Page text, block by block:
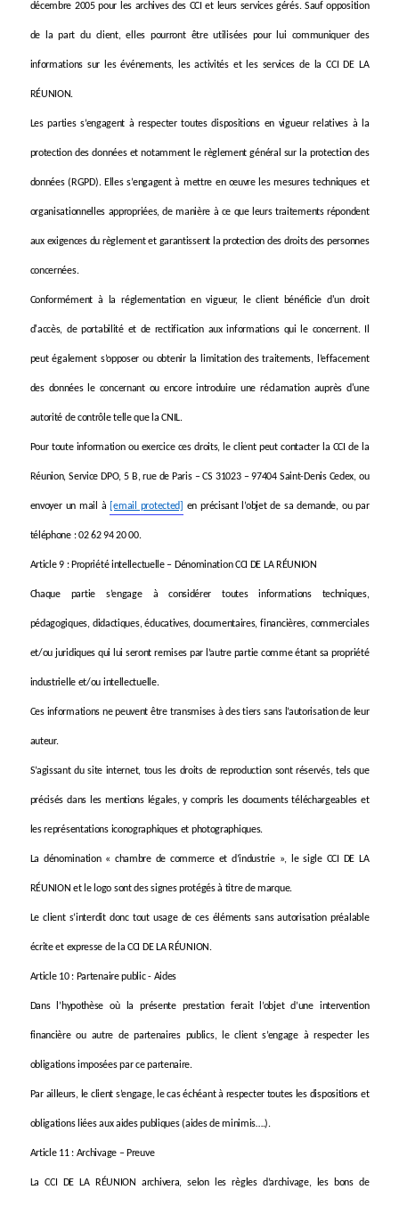
décembre 2005 pour les archives des CCI et leurs services gérés. Sauf opposition
de la part du client, elles pourront être utilisées pour lui communiquer des
informations sur les événements, les activités et les services de la CCI DE LA
RÉUNION.
Les parties s’engagent à respecter toutes dispositions en vigueur relatives à la
protection des données et notamment le règlement général sur la protection des
données (RGPD). Elles s’engagent à mettre en œuvre les mesures techniques et
organisationnelles appropriées, de manière à ce que leurs traitements répondent
aux exigences du règlement et garantissent la protection des droits des personnes
concernées.
Conformément à la réglementation en vigueur, le client bénéficie d'un droit
d'accès, de portabilité et de rectification aux informations qui le concernent. Il
peut également s’opposer ou obtenir la limitation des traitements, l’effacement
des données le concernant ou encore introduire une réclamation auprès d'une
autorité de contrôle telle que la CNIL.
Pour toute information ou exercice ces droits, le client peut contacter la CCI de la
Réunion,Service DPO, 5 B, rue de Paris – CS 31023 – 97404 Saint-Denis Cedex, ou
envoyer un mail à [email protected] en précisant l’objet de sa demande, ou par
téléphone : 02 62 94 20 00.
Article 9 : Propriété intellectuelle – Dénomination CCI DE LA RÉUNION
Chaque partie s’engage à considérer toutes informations techniques,
pédagogiques, didactiques, éducatives, documentaires, financières, commerciales
et/ou juridiques qui lui seront remises par l’autre partie comme étant sa propriété
industrielle et/ou intellectuelle.
Ces informations ne peuvent être transmises à des tiers sans l’autorisation de leur
auteur.
S’agissant du site internet, tous les droits de reproduction sont réservés, tels que
précisés dans les mentions légales, y compris les documents téléchargeables et
les représentations iconographiques et photographiques.
La dénomination « chambre de commerce et d’industrie », le sigle CCI DE LA
RÉUNION et le logo sont des signes protégés à titre de marque.
Le client s’interdit donc tout usage de ces éléments sans autorisation préalable
écrite et expresse de la CCI DE LA RÉUNION.
Article 10 : Partenaire public - Aides
Dans l’hypothèse où la présente prestation ferait l’objet d’une intervention
financière ou autre de partenaires publics, le client s’engage à respecter les
obligations imposées par ce partenaire.
Par ailleurs, le client s’engage, le cas échéant à respecter toutes les dispositions et
obligations liées aux aides publiques (aides de minimis….).
Article 11 : Archivage – Preuve
La CCI DE LA RÉUNION archivera, selon les règles d’archivage, les bons de